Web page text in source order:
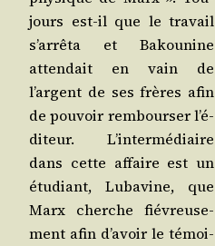
jours est-il que le tra­vail
s’ar­rê­ta et Bakou­nine
atten­dait en vain de
l’argent de ses frères afin
de pou­voir rem­bour­ser l’é­
di­teur. L’in­ter­mé­diaire
dans cette affaire est un
étu­diant, Luba­vine, que
Marx cherche fié­vreu­se­
ment afin d’a­voir le témoi­